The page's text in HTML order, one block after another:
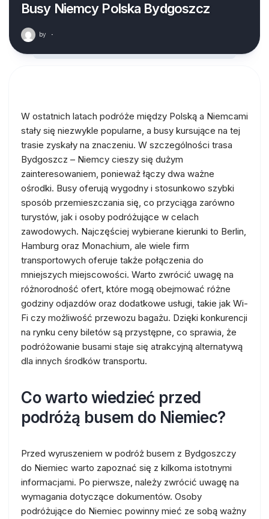
Busy Niemcy Polska Bydgoszcz
by ·
W ostatnich latach podróże między Polską a Niemcami
stały się niezwykle popularne, a busy kursujące na tej
trasie zyskały na znaczeniu. W szczególności trasa
Bydgoszcz – Niemcy cieszy się dużym
zainteresowaniem, ponieważ łączy dwa ważne
ośrodki. Busy oferują wygodny i stosunkowo szybki
sposób przemieszczania się, co przyciąga zarówno
turystów, jak i osoby podróżujące w celach
zawodowych. Najczęściej wybierane kierunki to Berlin,
Hamburg oraz Monachium, ale wiele firm
transportowych oferuje także połączenia do
mniejszych miejscowości. Warto zwrócić uwagę na
różnorodność ofert, które mogą obejmować różne
godziny odjazdów oraz dodatkowe usługi, takie jak Wi-
Fi czy możliwość przewozu bagażu. Dzięki konkurencji
na rynku ceny biletów są przystępne, co sprawia, że
podróżowanie busami staje się atrakcyjną alternatywą
dla innych środków transportu.
Co warto wiedzieć przed
podróżą busem do Niemiec?
Przed wyruszeniem w podróż busem z Bydgoszczy
do Niemiec warto zapoznać się z kilkoma istotnymi
informacjami. Po pierwsze, należy zwrócić uwagę na
wymagania dotyczące dokumentów. Osoby
podróżujące do Niemiec powinny mieć ze sobą ważny